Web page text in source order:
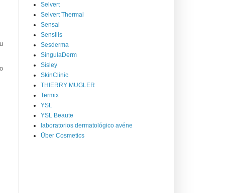
Selvert
Selvert Thermal
Sensai
Sensilis
Sesderma
SingulaDerm
Sisley
SkinClinic
THIERRY MUGLER
Termix
YSL
YSL Beaute
laboratorios dermatológico avéne
Über Cosmetics